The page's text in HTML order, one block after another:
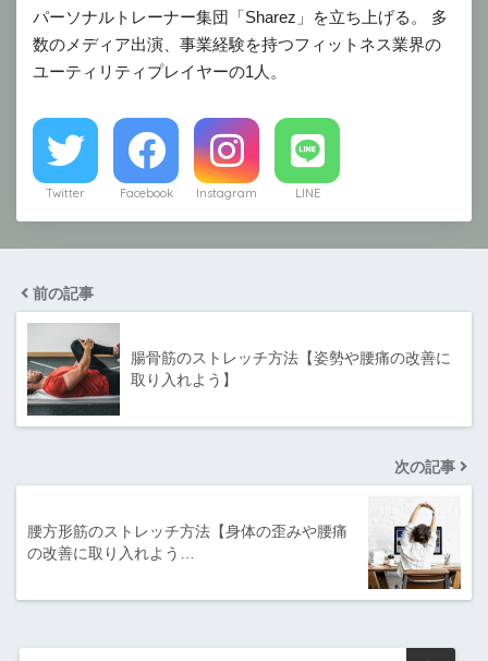
パーソナルトレーナー集団「Sharez」を立ち上げる。 多
数のメディア出演、事業経験を持つフィットネス業界の
ユーティリティプレイヤーの1人。
Twitter Facebook Instagram LINE
前の記事
腸骨筋のストレッチ方法【姿勢や腰痛の改善に
取り入れよう】
次の記事
腰方形筋のストレッチ方法【身体の歪みや腰痛
の改善に取り入れよう…